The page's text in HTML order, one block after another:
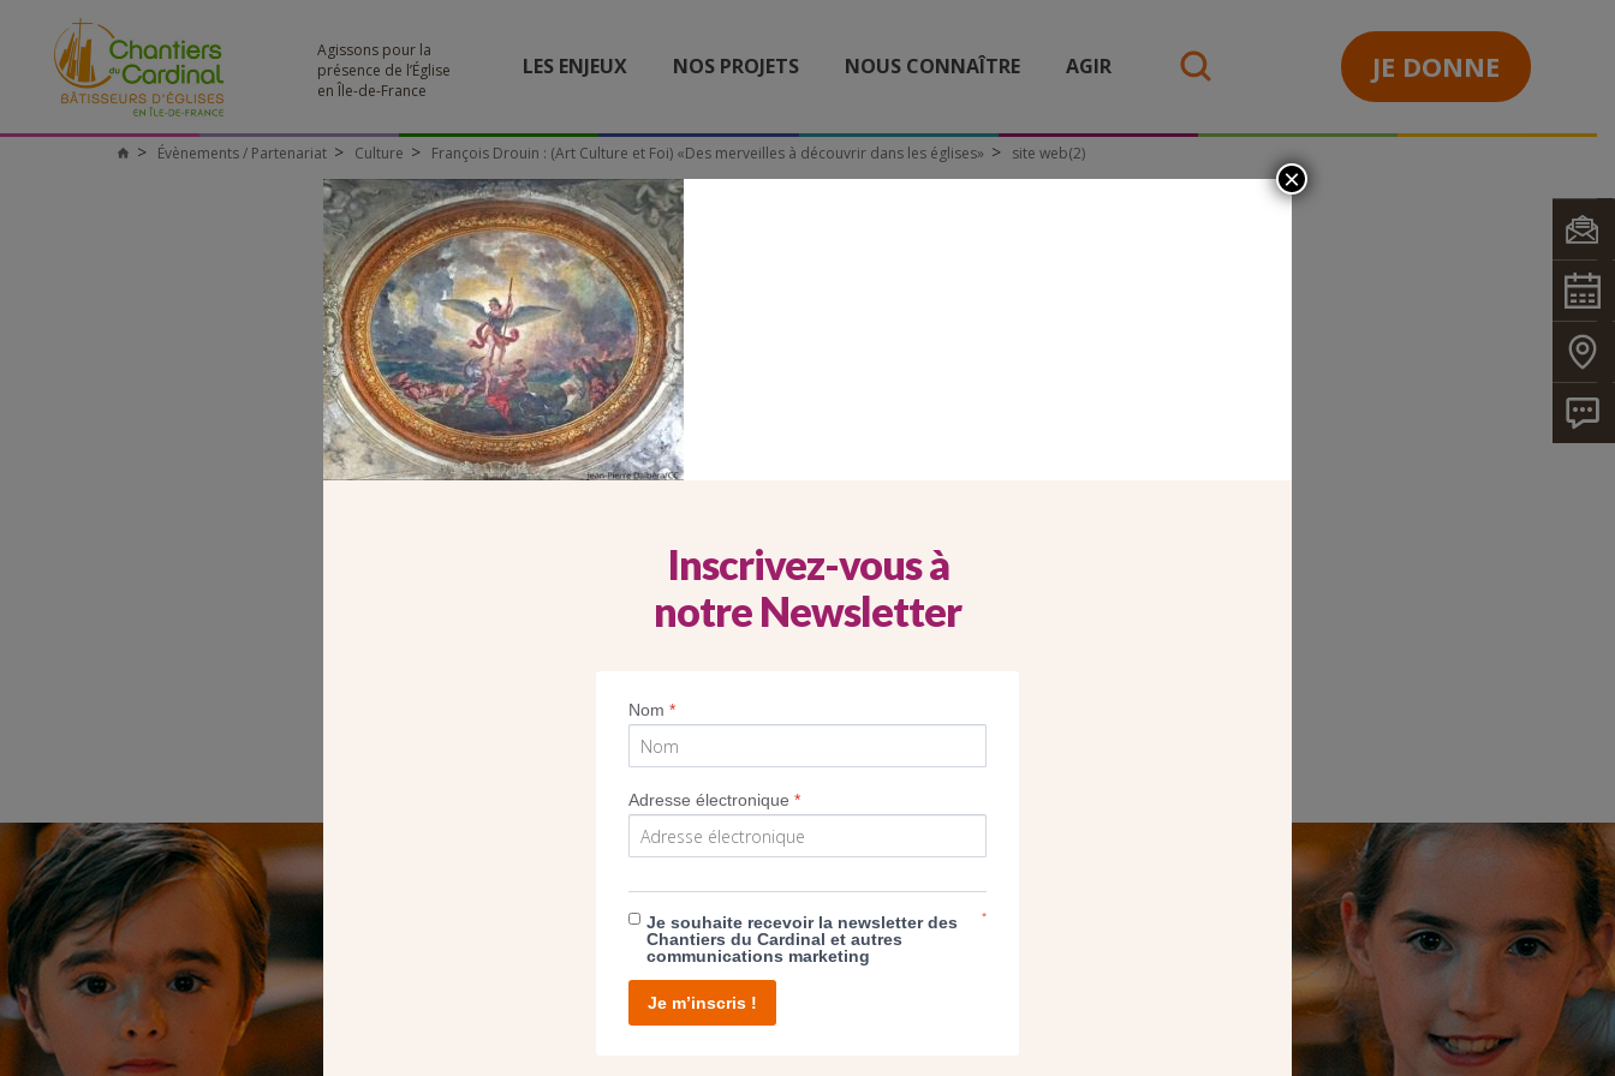
Agissons pour la
présence de l’Église
en Île-de-France
LES ENJEUX NOS PROJETS NOUS CONNAÎTRE AGIR JE DONNE
Chantiers
Évènements / Partenariat Culture François Drouin : (Art Culture et Foi) «Des merveilles à découvrir dans les églises» site web(2)
SITE WEB(2)
NOUS PERMET D’AGIR
Inscrivez-vous à
notre Newsletter
Nom*
Adresse électronique*
Je souhaite recevoir la newsletter des
Chantiers du Cardinal et autres
communications marketing
*
Je m’inscris !
×